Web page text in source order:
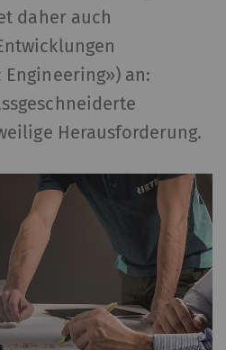
daher auch
an:
Herausforderung.